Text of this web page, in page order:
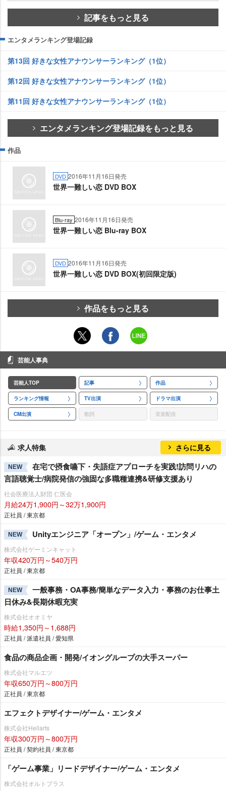
記事をもっと見る
エンタメランキング登場記録
第13回 好きな女性アナウンサーランキング（1位）
第12回 好きな女性アナウンサーランキング（1位）
第11回 好きな女性アナウンサーランキング（1位）
エンタメランキング登場記録をもっと見る
作品
DVD 2016年11月16日発売
世界一難しい恋 DVD BOX
Blu-ray 2016年11月16日発売
世界一難しい恋 Blu-ray BOX
DVD 2016年11月16日発売
世界一難しい恋 DVD BOX(初回限定版)
作品をもっと見る
芸能人事典
芸能人TOP 記事 作品
ランキング情報 TV出演 ドラマ出演
CM出演 歌詞 音楽配信
求人特集 さらに見る
NEW
在宅で摂食嚥下・失語症アプローチを実践!訪問リハの
言語聴覚士/病院発信の強固な多職種連携&研修支援あり
社会医療法人財団 仁医会
月給24万1,900円～32万1,900円
正社員 / 東京都
NEW Unityエンジニア「オープン」/ゲーム・エンタメ
株式会社ゲーミンキャット
年収420万円～540万円
正社員 / 東京都
NEW
一般事務・OA事務/簡単なデータ入力・事務のお仕事土
日休み&長期休暇充実
株式会社オオミヤ
時給1,350円～1,688円
正社員 / 派遣社員 / 愛知県
食品の商品企画・開発/イオングループの大手スーパー
株式会社マルエツ
年収650万円～800万円
正社員 / 東京都
エフェクトデザイナー/ゲーム・エンタメ
株式会社Hellarts
年収300万円～800万円
正社員 / 契約社員 / 東京都
「ゲーム事業」リードデザイナー/ゲーム・エンタメ
株式会社オルトプラス